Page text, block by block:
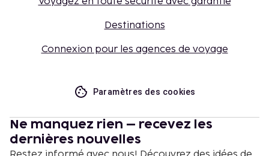
Destinations
Connexion pour les agences de voyage
Paramètres des cookies
Ne manquez rien – recevez les
dernières nouvelles